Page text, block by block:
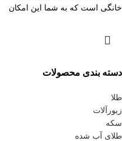
دسته بندی محصولات
طلا
زیورآلات
سکه
طلای آب شده
خانگی است که به شما این امکان